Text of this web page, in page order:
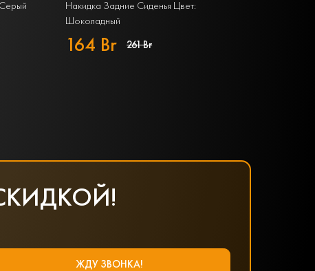
Накидка Задние Сиденья Цвет:
Шоколадный
164 Br 261 Br